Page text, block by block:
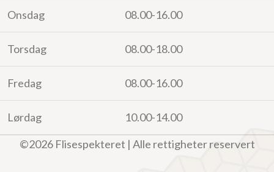
Onsdag 08.00-16.00
Torsdag 08.00-18.00
Fredag 08.00-16.00
Lørdag
10.00-14.00
©2026 Flisespekteret | Alle rettigheter reservert